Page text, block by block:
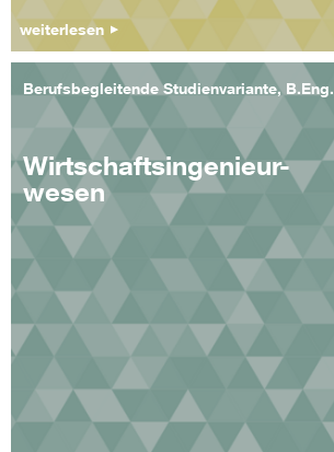
weiterlesen
Berufsbegleitende Studienvariante, B.Eng.
Wirtschaftsingenieur-
wesen